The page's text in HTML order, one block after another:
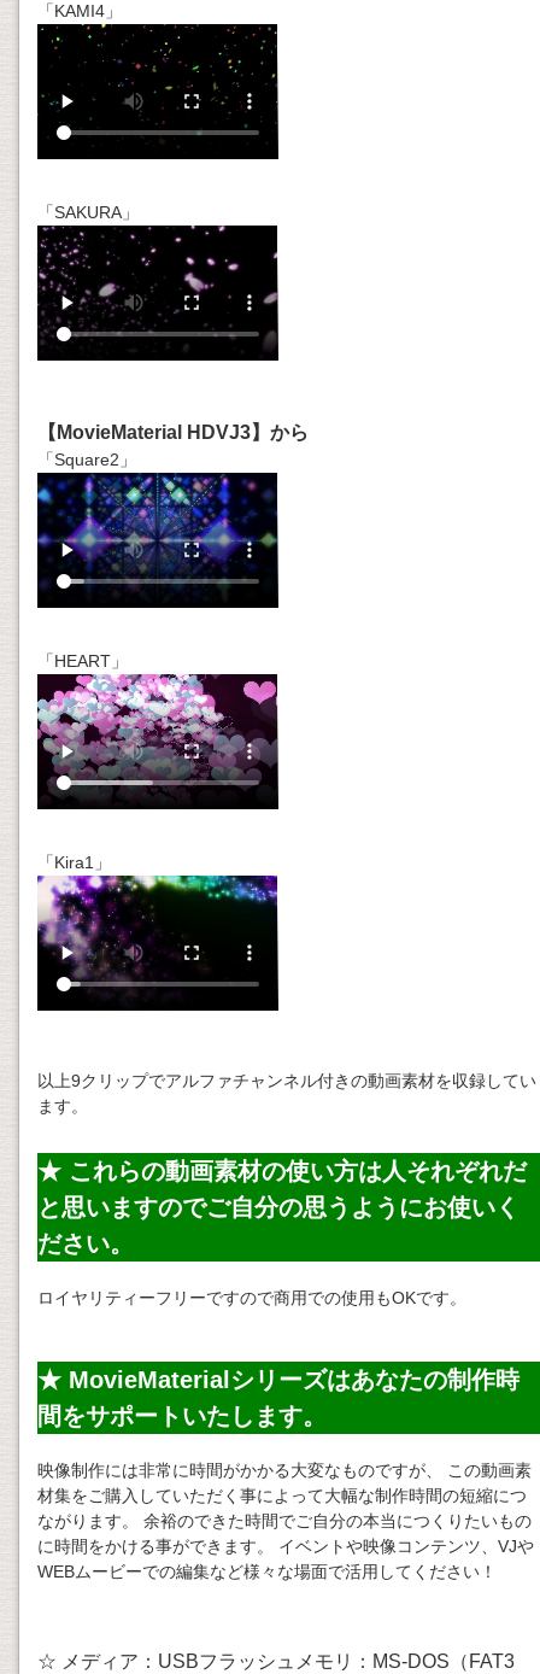
「KAMI4」
「SAKURA」
【MovieMaterial HDVJ3】から
「Square2」
「HEART」
「Kira1」
以上9クリップでアルファチャンネル付きの動画素材を収録してい
ます。
★ これらの動画素材の使い方は人それぞれだ
と思いますのでご自分の思うようにお使いく
ださい。
ロイヤリティーフリーですので商用での使用もOKです。
★ MovieMaterialシリーズはあなたの制作時
間をサポートいたします。
映像制作には非常に時間がかかる大変なものですが、 この動画素
材集をご購入していただく事によって大幅な制作時間の短縮につ
ながります。 余裕のできた時間でご自分の本当につくりたいもの
に時間をかける事ができます。 イベントや映像コンテンツ、VJや
WEBムービーでの編集など様々な場面で活用してください！
☆ メディア：USBフラッシュメモリ：MS-DOS（FAT3